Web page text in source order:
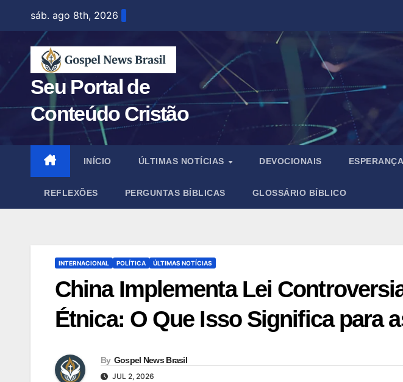
content
sáb. ago 8th, 2026
Seu Portal de
Conteúdo Cristão
INÍCIO ÚLTIMAS NOTÍCIAS DEVOCIONAIS ESPERANÇA
REFLEXÕES PERGUNTAS BÍBLICAS GLOSSÁRIO BÍBLICO
INTERNACIONAL POLÍTICA ÚLTIMAS NOTÍCIAS
China Implementa Lei
Étnica: O Que Isso Significa para
By Gospel News Brasil
JUL 2, 2026